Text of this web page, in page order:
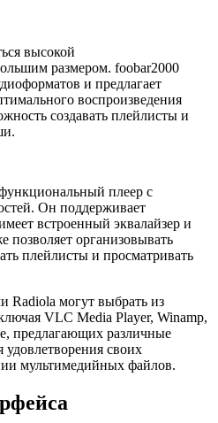
высокой
размером. foobar2000
и предлагает
воспроизведения
создавать плейлисты и
плеер с
Он поддерживает
встроенный эквалайзер и
позволяет организовывать
плейлисты и просматривать
Radiola могут выбрать из
VLC Media Player, Winamp,
предлагающих различные
своих
мультимедийных файлов.